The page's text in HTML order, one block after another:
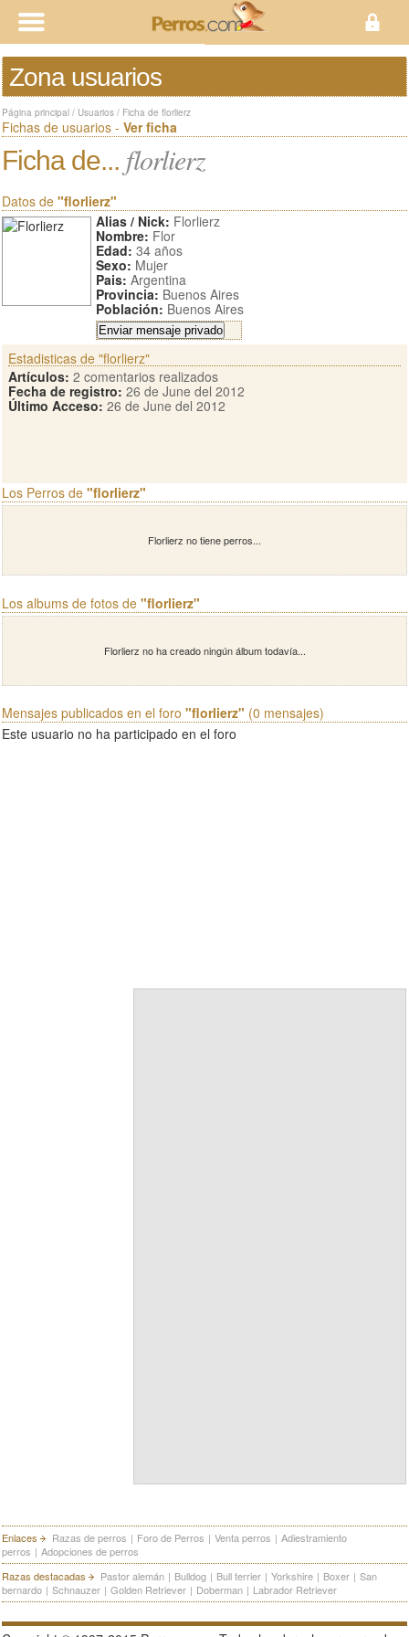
Zona usuarios
Página principal / Usuarios / Ficha de florlierz
Fichas de usuarios - Ver ficha
Ficha de... florlierz
Datos de "florlierz"
Alias / Nick: Florlierz
Nombre: Flor
Edad: 34 años
Sexo: Mujer
Pais: Argentina
Provincia: Buenos Aires
Población: Buenos Aires
Estadisticas de "florlierz"
Artículos: 2 comentarios realizados
Fecha de registro: 26 de June del 2012
Último Acceso: 26 de June del 2012
Los Perros de "florlierz"
Florlierz no tiene perros...
Los albums de fotos de "florlierz"
Florlierz no ha creado ningún álbum todavía...
Mensajes publicados en el foro "florlierz" (0 mensajes)
Este usuario no ha participado en el foro
Enlaces Razas de perros | Foro de Perros | Venta perros | Adiestramiento
perros | Adopciones de perros
Razas destacadas
Pastor alemán | Bulldog | Bull terrier | Yorkshire | Boxer | San
bernardo | Schnauzer | Golden Retriever | Doberman | Labrador Retriever